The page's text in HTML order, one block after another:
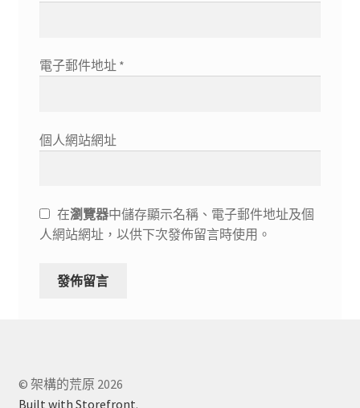
電子郵件地址 *
個人網站網址
在瀏覽器中儲存顯示名稱、電子郵件地址及個
人網站網址，以供下次發佈留言時使用。
© 架構的荒原 2026
Built with Storefront.